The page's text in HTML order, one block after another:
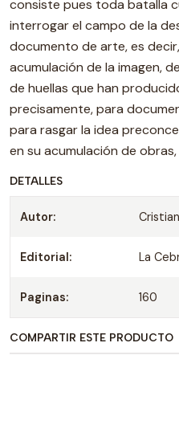
consiste pues toda batalla
interrogar el campo de la
documento de arte, es
acumulación de la imagen,
de huellas que han
precisamente, para
para rasgar la idea
en su acumulación de
DETALLES
Autor:
Editorial: La
Paginas: 160
COMPARTIR ESTE PRODUCTO